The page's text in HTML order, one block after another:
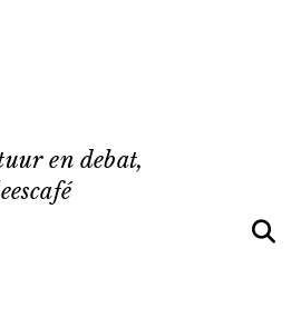
en debat,